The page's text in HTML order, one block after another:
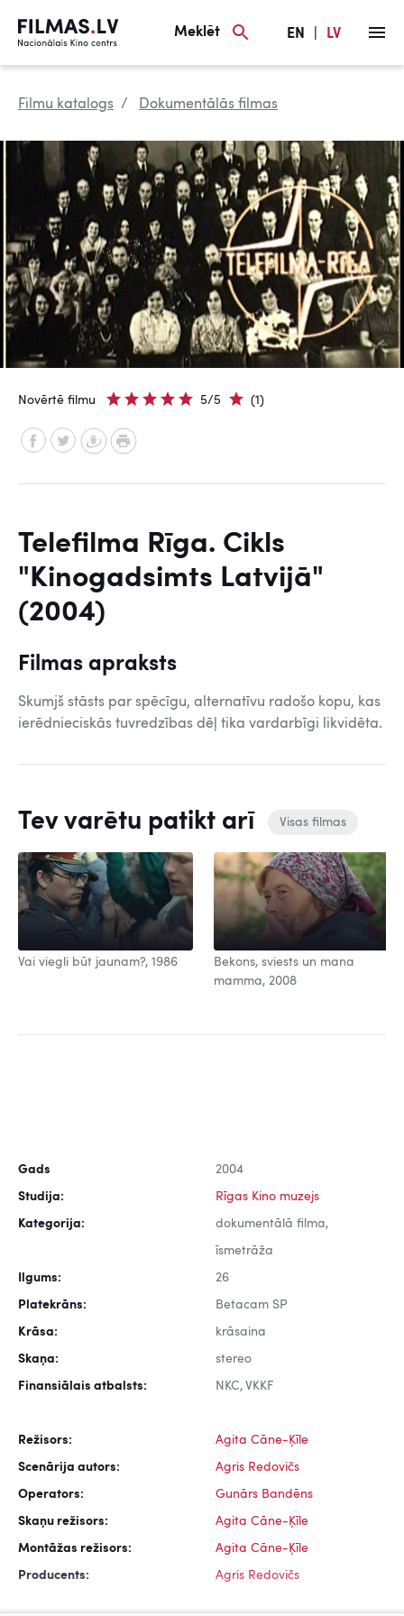
Meklēt EN LV
Filmu katalogs Dokumentālās filmas
Novērtē filmu 5/5 (1)
Telefilma Rīga. Cikls
"Kinogadsimts Latvijā"
(2004)
Filmas apraksts
Skumjš stāsts par spēcīgu, alternatīvu radošo kopu, kas
ierēdnieciskās tuvredzības dēļ tika vardarbīgi likvidēta.
Tev varētu patikt arī Visas filmas
Vai viegli būt jaunam?, 1986
Bekons, sviests un mana
mamma, 2008
Gads 2004
Studija: Rīgas Kino muzejs
Kategorija: dokumentālā filma,
īsmetrāža
Ilgums: 26
Platekrāns: Betacam SP
Krāsa: krāsaina
Skaņa: stereo
Finansiālais atbalsts: NKC, VKKF
Režisors: Agita Cāne-Ķīle
Scenārija autors: Agris Redovičs
Operators: Gunārs Bandēns
Skaņu režisors: Agita Cāne-Ķīle
Montāžas režisors: Agita Cāne-Ķīle
Producents: Agris Redovičs